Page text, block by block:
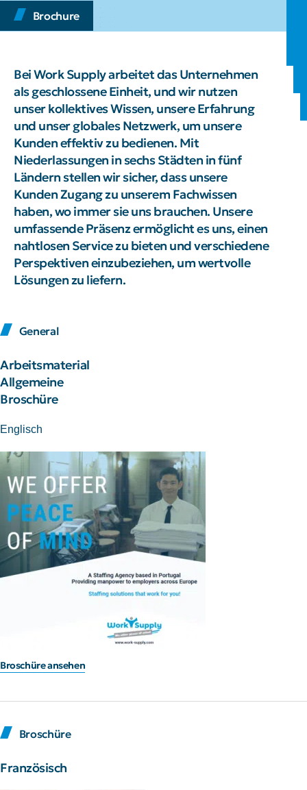
Brochure
Bei Work Supply arbeitet das Unternehmen
als geschlossene Einheit, und wir nutzen
unser kollektives Wissen, unsere Erfahrung
und unser globales Netzwerk, um unsere
Kunden effektiv zu bedienen. Mit
Niederlassungen in sechs Städten in fünf
Ländern stellen wir sicher, dass unsere
Kunden Zugang zu unserem Fachwissen
haben, wo immer sie uns brauchen. Unsere
umfassende Präsenz ermöglicht es uns, einen
nahtlosen Service zu bieten und verschiedene
Perspektiven einzubeziehen, um wertvolle
Lösungen zu liefern.
General
Arbeitsmaterial
Allgemeine
Broschüre
Englisch
Broschüre ansehen
Broschüre
Französisch